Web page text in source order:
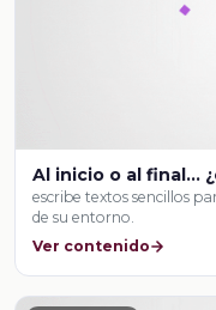
Al inicio o al final…
escribe textos sencillos
de su entorno.
Ver contenido